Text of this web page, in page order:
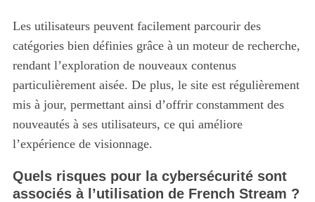
Les utilisateurs peuvent facilement parcourir des
catégories bien définies grâce à un moteur de recherche,
rendant l’exploration de nouveaux contenus
particulièrement aisée. De plus, le site est régulièrement
mis à jour, permettant ainsi d’offrir constamment des
nouveautés à ses utilisateurs, ce qui améliore
l’expérience de visionnage.
Quels risques pour la cybersécurité sont
associés à l’utilisation de French Stream ?